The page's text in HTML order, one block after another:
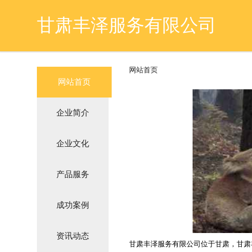
甘肃丰泽服务有限公司
网站首页
企业简介
企业文化
产品服务
成功案例
资讯动态
网站首页
甘肃丰泽服务有限公司位于甘肃，甘